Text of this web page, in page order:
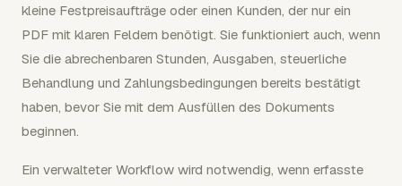
kleine Festpreisaufträge oder einen Kunden, der nur ein
PDF mit klaren Feldern benötigt. Sie funktioniert auch, wenn
Sie die abrechenbaren Stunden, Ausgaben, steuerliche
Behandlung und Zahlungsbedingungen bereits bestätigt
haben, bevor Sie mit dem Ausfüllen des Dokuments
beginnen.
Ein verwalteter Workflow wird notwendig, wenn erfasste